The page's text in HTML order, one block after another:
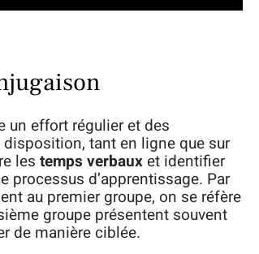
un effort régulier et des
tant en ligne que sur
les temps verbauxet identifier
d’apprentissage. Par
au premier groupe, on se réfère
groupe présentent souvent
de manière ciblée.